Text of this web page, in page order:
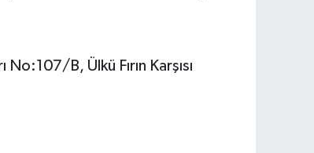
B, Ülkü Fırın Karşısı